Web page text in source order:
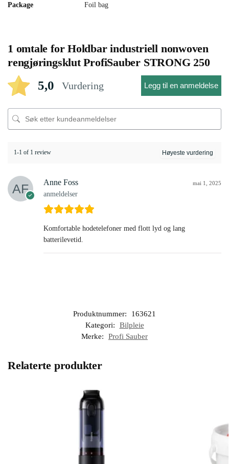
Package Foil bag
1 omtale forHoldbar industriell nonwoven
rengjøringsklut ProfiSauber STRONG 250
5,0 Vurdering Legg til en anmeldelse
1-1 of 1 review
Anne Foss
anmeldelser
mai 1, 2025
Komfortable hodetelefoner med flott lyd og lang
batterilevetid.
Produktnummer:
163621
Kategori:
Bilpleie
Merke:
Profi Sauber
Relaterte produkter